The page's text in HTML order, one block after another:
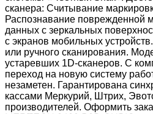
сканера: Считывание
Распознавание поврежденной
данных с зеркальных
с экранов мобильных
или ручного сканирования.
устаревших 1D-сканеров. С
переход на новую систему
незаметен. Гарантирована
кассами Меркурий, Штрих,
производителей. Оформить